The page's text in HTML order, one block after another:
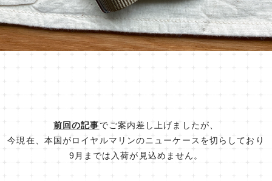
前回の記事でご案内差し上げましたが、
今現在、本国がロイヤルマリンのニューケースを切らしており
9月までは入荷が見込めません。